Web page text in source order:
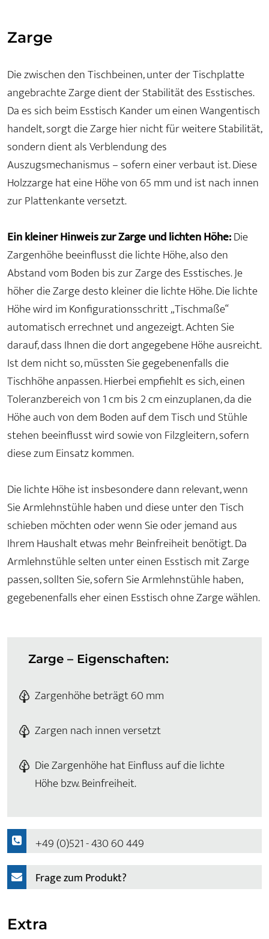
Zarge
Die zwischen den Tischbeinen, unter der Tischplatte
angebrachte Zarge dient der Stabilität des Esstisches.
Da es sich beim Esstisch Kander um einen Wangentisch
handelt, sorgt die Zarge hier nicht für weitere Stabilität,
sondern dient als Verblendung des
Auszugsmechanismus – sofern einer verbaut ist. Diese
Holzzarge hat eine Höhe von 65 mm und ist nach innen
zur Plattenkante versetzt.
Ein kleiner Hinweis zur Zarge und lichten Höhe:Die
Zargenhöhe beeinflusst die lichte Höhe, also den
Abstand vom Boden bis zur Zarge des Esstisches. Je
höher die Zarge desto kleiner die lichte Höhe. Die lichte
Höhe wird im Konfigurationsschritt „Tischmaße“
automatisch errechnet und angezeigt. Achten Sie
darauf, dass Ihnen die dort angegebene Höhe ausreicht.
Ist dem nicht so, müssten Sie gegebenenfalls die
Tischhöhe anpassen. Hierbei empfiehlt es sich, einen
Toleranzbereich von 1 cm bis 2 cm einzuplanen, da die
Höhe auch von dem Boden auf dem Tisch und Stühle
stehen beeinflusst wird sowie von Filzgleitern, sofern
diese zum Einsatz kommen.
Die lichte Höhe ist insbesondere dann relevant, wenn
Sie Armlehnstühle haben und diese unter den Tisch
schieben möchten oder wenn Sie oder jemand aus
Ihrem Haushalt etwas mehr Beinfreiheit benötigt. Da
Armlehnstühle selten unter einen Esstisch mit Zarge
passen, sollten Sie, sofern Sie Armlehnstühle haben,
gegebenenfalls eher einen Esstisch ohne Zarge wählen.
Zarge – Eigenschaften:
Zargenhöhe beträgt 60 mm
Zargen nach innen versetzt
Die Zargenhöhe hat Einfluss auf die lichte
Höhe bzw. Beinfreiheit.
+49 (0)521 - 430 60 449
Frage zum Produkt?
Extra